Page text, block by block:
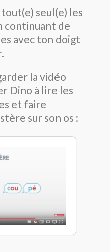
tout(e) seul(e) les
continuant de
avec ton doigt
la vidéo
Dino à lire les
et faire
sur son os :